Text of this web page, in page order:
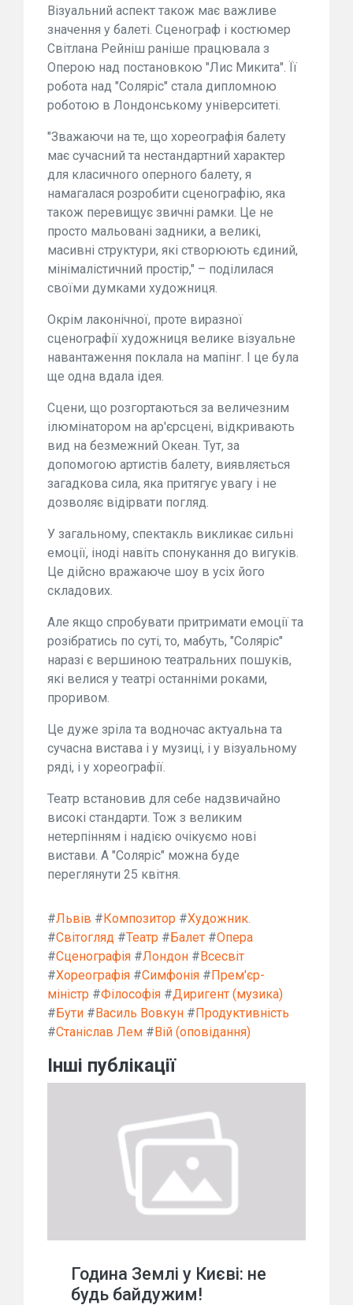
Візуальний аспект також має важливе
значення у балеті. Сценограф і костюмер
Світлана Рейніш раніше працювала з
Оперою над постановкою "Лис Микита". Її
робота над "Соляріс" стала дипломною
роботою в Лондонському університеті.
"Зважаючи на те, що хореографія балету
має сучасний та нестандартний характер
для класичного оперного балету, я
намагалася розробити сценографію, яка
також перевищує звичні рамки. Це не
просто мальовані задники, а великі,
масивні структури, які створюють єдиний,
мінімалістичний простір," – поділилася
своїми думками художниця.
Окрім лаконічної, проте виразної
сценографії художниця велике візуальне
навантаження поклала на мапінг. І це була
ще одна вдала ідея.
Сцени, що розгортаються за величезним
ілюмінатором на ар'єрсцені, відкривають
вид на безмежний Океан. Тут, за
допомогою артистів балету, виявляється
загадкова сила, яка притягує увагу і не
дозволяє відірвати погляд.
У загальному, спектакль викликає сильні
емоції, іноді навіть спонукання до вигуків.
Це дійсно вражаюче шоу в усіх його
складових.
Але якщо спробувати притримати емоції та
розібратись по суті, то, мабуть, "Соляріс"
наразі є вершиною театральних пошуків,
які велися у театрі останніми роками,
проривом.
Це дуже зріла та водночас актуальна та
сучасна вистава і у музиці, і у візуальному
ряді, і у хореографії.
Театр встановив для себе надзвичайно
високі стандарти. Тож з великим
нетерпінням і надією очікуємо нові
вистави. А "Соляріс" можна буде
переглянути 25 квітня.
#Львів #Композитор #Художник.
#Світогляд #Театр #Балет #Опера
#Сценографія #Лондон #Всесвіт
#Хореографія #Симфонія #Прем'єр-
міністр #Філософія #Диригент (музика)
#Бути #Василь Вовкун #Продуктивність
#Станіслав Лем #Вій (оповідання)
Інші публікації
Година Землі у Києві: не
будь байдужим!